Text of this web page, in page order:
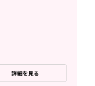
詳細を見る